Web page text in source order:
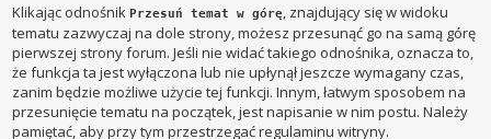
Klikając odnośnikPrzesuń temat w górę, znajdujący się w widoku
tematu zazwyczaj na dole strony, możesz przesunąć go na samą górę
pierwszej strony forum. Jeśli nie widać takiego odnośnika, oznacza to,
że funkcja ta jest wyłączona lub nie upłynął jeszcze wymagany czas,
zanim będzie możliwe użycie tej funkcji. Innym, łatwym sposobem na
przesunięcie tematu na początek, jest napisanie w nim postu. Należy
pamiętać, aby przy tym przestrzegać regulaminu witryny.